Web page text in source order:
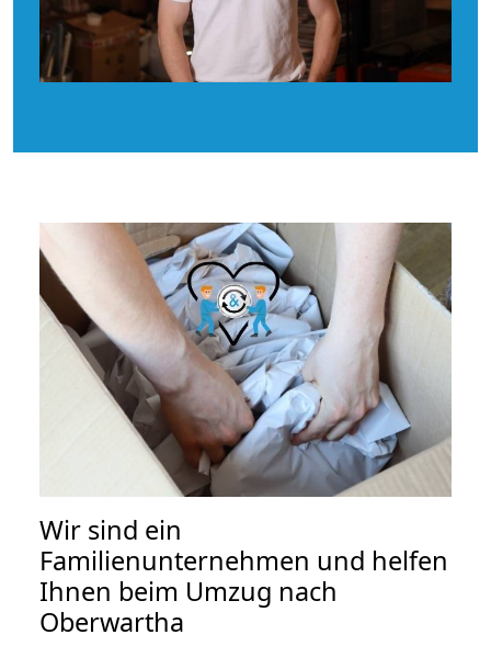
Wir sind ein
Familienunternehmen und helfen
Ihnen beim Umzug nach
Oberwartha